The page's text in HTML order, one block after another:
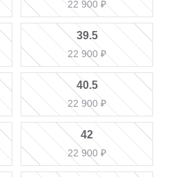
22 900 ₽
39.5
22 900 ₽
40.5
22 900 ₽
42
22 900 ₽